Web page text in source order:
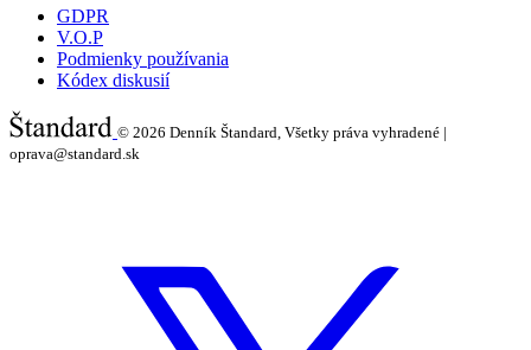
GDPR
V.O.P
Podmienky používania
Kódex diskusií
© 2026 Denník Štandard, Všetky práva vyhradené |
oprava@standard.sk